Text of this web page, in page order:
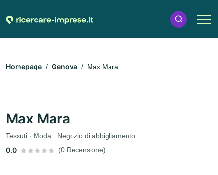
Homepage Genova Max Mara
Max Mara
Tessuti · Moda · Negozio di abbigliamento
0.0 (0 Recensione)